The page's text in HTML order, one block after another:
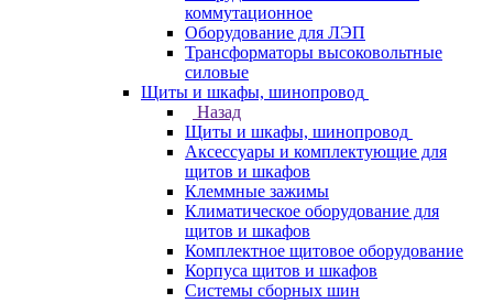
коммутационное
Оборудование для ЛЭП
Трансформаторы высоковольтные
силовые
Щиты и шкафы, шинопровод
Назад
Щиты и шкафы, шинопровод
Аксессуары и комплектующие для
щитов и шкафов
Клеммные зажимы
Климатическое оборудование для
щитов и шкафов
Комплектное щитовое оборудование
Корпуса щитов и шкафов
Системы сборных шин